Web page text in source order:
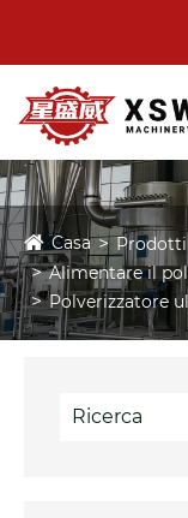
Casa
Prodotti
Alimentare il
Polverizzatore